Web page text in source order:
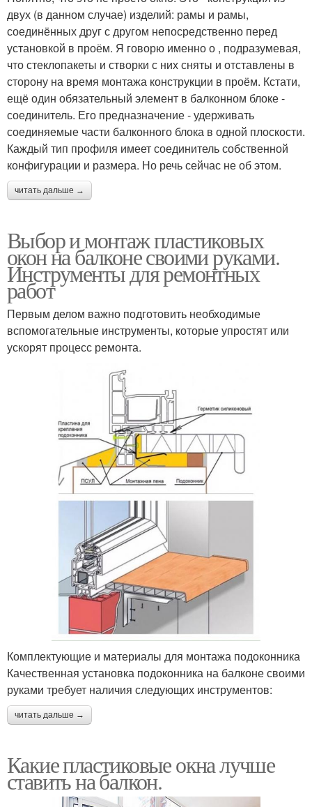
двух (в данном случае) изделий: рамы и рамы,
соединённых друг с другом непосредственно перед
установкой в проём. Я говорю именно о , подразумевая,
что стеклопакеты и створки с них сняты и отставлены в
сторону на время монтажа конструкции в проём. Кстати,
ещё один обязательный элемент в балконном блоке -
соединитель. Его предназначение - удерживать
соединяемые части балконного блока в одной плоскости.
Каждый тип профиля имеет соединитель собственной
конфигурации и размера. Но речь сейчас не об этом.
читать дальше →
Выбор и монтаж пластиковых
окон на балконе своими руками.
Инструменты для ремонтных
работ
Первым делом важно подготовить необходимые
вспомогательные инструменты, которые упростят или
ускорят процесс ремонта.
Комплектующие и материалы для монтажа подоконника
Качественная установка подоконника на балконе своими
руками требует наличия следующих инструментов:
читать дальше →
Какие пластиковые окна лучше
ставить на балкон.